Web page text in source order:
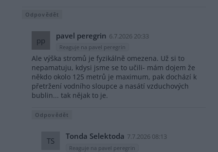
Odpovědět
pp pavel peregrin 6.7.2026 20:33
Reaguje na pavel peregrin
Ale výška stromů je fyzikálně omezena. Už si to
nepamatuju, kdysi jsme se to učili- mám dojem že
někdo okolo 125 metrů je maximum, pak dochází k
přetržení vodního sloupce a nasátí vzduchových
bublin... tak nějak to je.
Odpovědět
TS Tonda Selektoda 7.7.2026 08:13
Reaguje na pavel peregrin